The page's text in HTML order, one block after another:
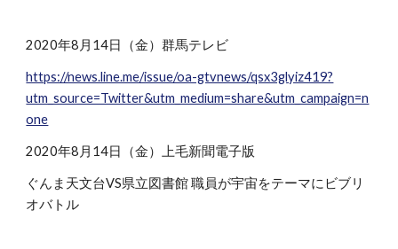
2020年8月14日（金）群馬テレビ
https://news.line.me/issue/oa-gtvnews/qsx3glyiz419?
utm_source=Twitter&utm_medium=share&utm_campaign=n
one
2020年8月14日（金）上毛新聞電子版
ぐんま天文台VS県立図書館 職員が宇宙をテーマにビブリ
オバトル